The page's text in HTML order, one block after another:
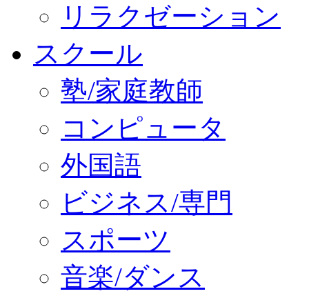
リラクゼーション
スクール
塾/家庭教師
コンピュータ
外国語
ビジネス/専門
スポーツ
音楽/ダンス